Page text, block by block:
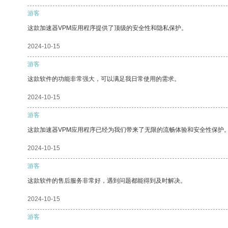
游客
这款加速器VPM应用程序提供了顶级的安全性和隐私保护。
2024-10-15
游客
这款软件的功能非常强大，可以满足我日常使用的需求。
2024-10-15
游客
这款加速器VPM应用程序已经为我们带来了无限的流畅体验和安全性保护
2024-10-15
游客
这款软件的售后服务非常好，遇到问题都能得到及时解决。
2024-10-15
游客